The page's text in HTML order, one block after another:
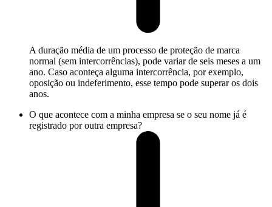
A duração média de um processo de proteção de marca
normal (sem intercorrências), pode variar de seis meses a um
ano. Caso aconteça alguma intercorrência, por exemplo,
oposição ou indeferimento, esse tempo pode superar os dois
anos.
O que acontece com a minha empresa se o seu nome já é
registrado por outra empresa?